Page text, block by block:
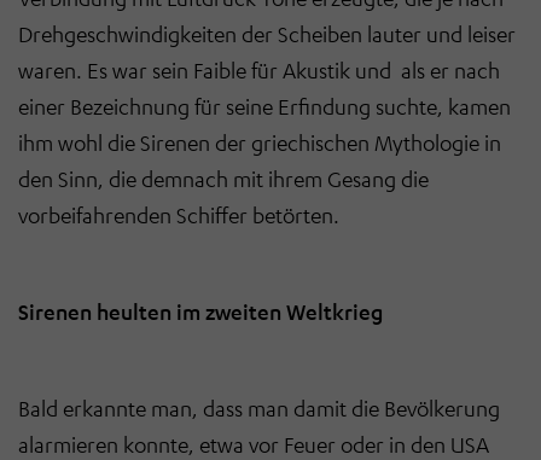
Drehgeschwindigkeiten der Scheiben lauter und leiser
waren. Es war sein Faible für Akustik und als er nach
einer Bezeichnung für seine Erfindung suchte, kamen
ihm wohl die Sirenen der griechischen Mythologie in
den Sinn, die demnach mit ihrem Gesang die
vorbeifahrenden Schiffer betörten.
Sirenen heulten im zweiten Weltkrieg
Bald erkannte man, dass man damit die Bevölkerung
alarmieren konnte, etwa vor Feuer oder in den USA